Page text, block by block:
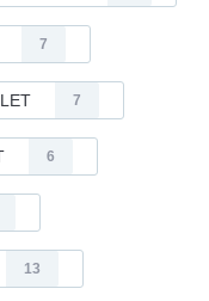
7
7
6
13